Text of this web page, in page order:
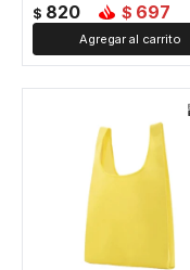
$ 820 $ 697